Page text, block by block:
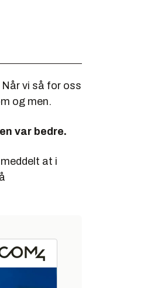
vi så for oss
og men.
var bedre.
at i